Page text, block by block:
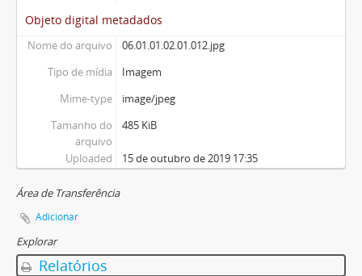
Objeto digital metadados
Nome do arquivo
06.01.01.02.01.012.jpg
Tipo de mídia
Imagem
Mime-type
image/jpeg
Tamanho do
arquivo
485 KiB
Uploaded 15 de outubro de 2019 17:35
Área de Transferência
Adicionar
Explorar
Relatórios